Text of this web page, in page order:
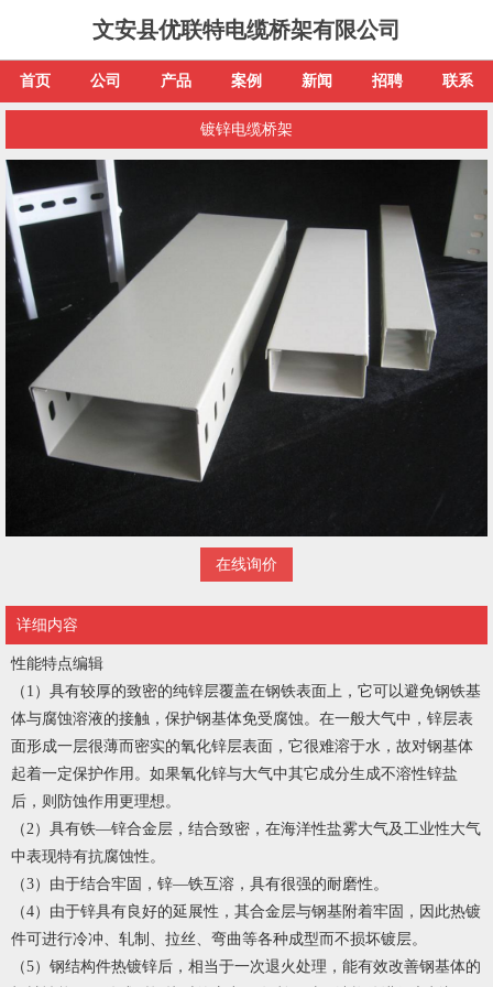
文安县优联特电缆桥架有限公司
首页 公司 产品 案例 新闻 招聘 联系
镀锌电缆桥架
在线询价
详细内容
性能特点编辑
（1）具有较厚的致密的纯锌层覆盖在钢铁表面上，它可以避免钢铁基
体与腐蚀溶液的接触，保护钢基体免受腐蚀。在一般大气中，锌层表
面形成一层很薄而密实的氧化锌层表面，它很难溶于水，故对钢基体
起着一定保护作用。如果氧化锌与大气中其它成分生成不溶性锌盐
后，则防蚀作用更理想。
（2）具有铁—锌合金层，结合致密，在海洋性盐雾大气及工业性大气
中表现特有抗腐蚀性。
（3）由于结合牢固，锌—铁互溶，具有很强的耐磨性。
（4）由于锌具有良好的延展性，其合金层与钢基附着牢固，因此热镀
件可进行冷冲、轧制、拉丝、弯曲等各种成型而不损坏镀层。
（5）钢结构件热镀锌后，相当于一次退火处理，能有效改善钢基体的